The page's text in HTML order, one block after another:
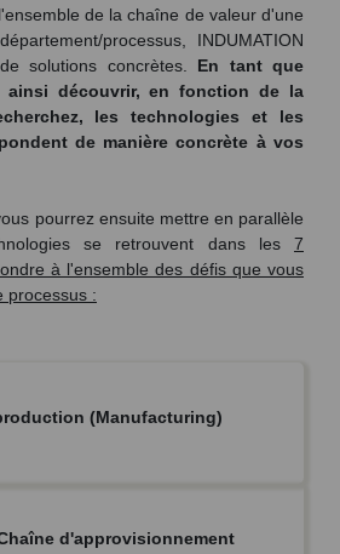
de la chaîne de valeur d'une
processus, INDUMATION
solutions concrètes. En tant que
ainsi découvrir, en fonction de la
les technologies et les
de manière concrète à vos
pourrez ensuite mettre en parallèle
se retrouvent dans les 7
à l'ensemble des défis que vous
processus :
(Manufacturing)
d'approvisionnement